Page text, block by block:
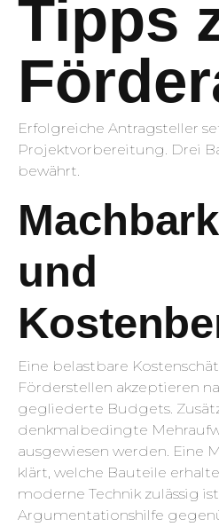
Tipps
Erfolgreiche Antragsteller
Projektvorbereitung. Drei
bewährt.
und
Eine belastbare
Förderstellen akzeptieren
gegliederte Budgets.
denkmalbedingte
ausgewiesen werden. Eine
klärt, welche Bauteile
moderne Technik zulässig
Argumentationshilfe